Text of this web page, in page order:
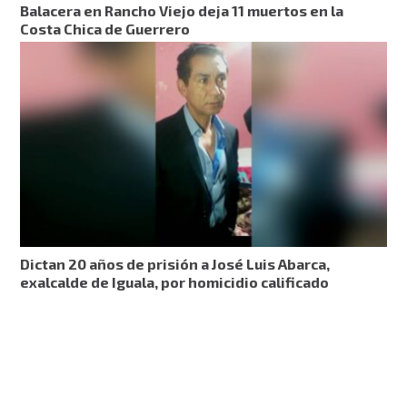
Balacera en Rancho Viejo deja 11 muertos en la
Costa Chica de Guerrero
Dictan 20 años de prisión a José Luis Abarca,
exalcalde de Iguala, por homicidio calificado